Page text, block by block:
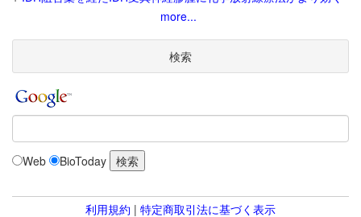
more...
検索
Web BioToday
利用規約 | 特定商取引法に基づく表示